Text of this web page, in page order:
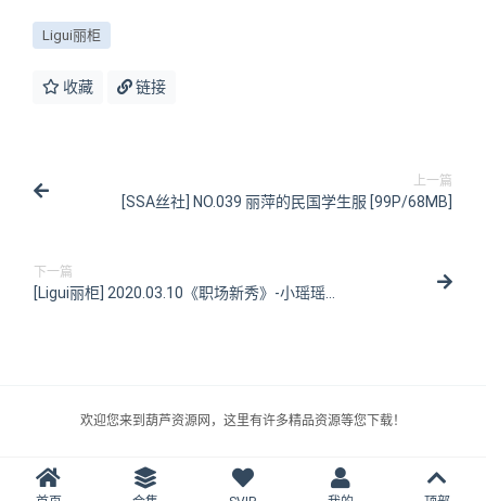
Ligui丽柜
收藏 链接
上一篇
[SSA丝社] NO.039 丽萍的民国学生服 [99P/68MB]
下一篇
[Ligui丽柜] 2020.03.10《职场新秀》-小瑶瑶
欢迎您来到葫芦资源网，这里有许多精品资源等您下载！